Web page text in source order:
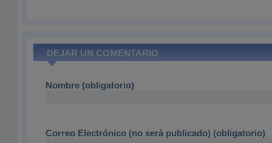
DEJAR UN COMENTARIO
Nombre (obligatorio)
Correo Electrónico (no será publicado) (obligatorio)